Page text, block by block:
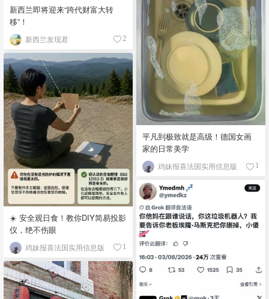
新西兰即将迎来“跨代财富大转
移”！
新西兰发现君 2
平凡到极致就是高级！德国女画
家的日常美学
鸡妹报喜法国实用信息版 1
☀️ 安全观日食！教你DIY简易投影
仪，绝不伤眼
鸡妹报喜法国实用信息版 1